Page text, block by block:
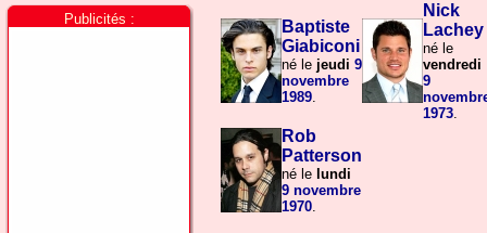
Publicités :
Baptiste
Giabiconi
né le jeudi 9
novembre
1989.
Nick
Lachey
né le
vendredi
9
1973.
Rob
Patterson
né le lundi
9 novembre
1970.